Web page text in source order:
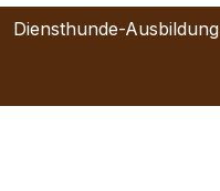
Diensthunde-Ausbildung